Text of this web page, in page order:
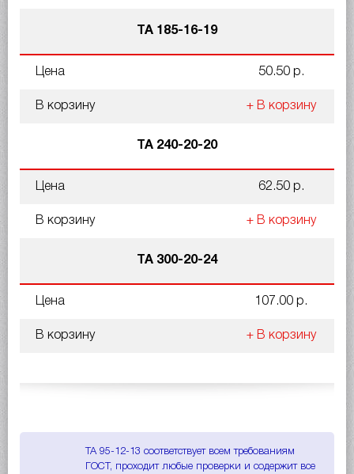
ТА 185-16-19
Цена 50.50 р.
В корзину + В корзину
ТА 240-20-20
Цена 62.50 р.
В корзину + В корзину
ТА 300-20-24
Цена 107.00 р.
В корзину + В корзину
ТА 95-12-13 соответствует всем требованиям
ГОСТ, проходит любые проверки и содержит все